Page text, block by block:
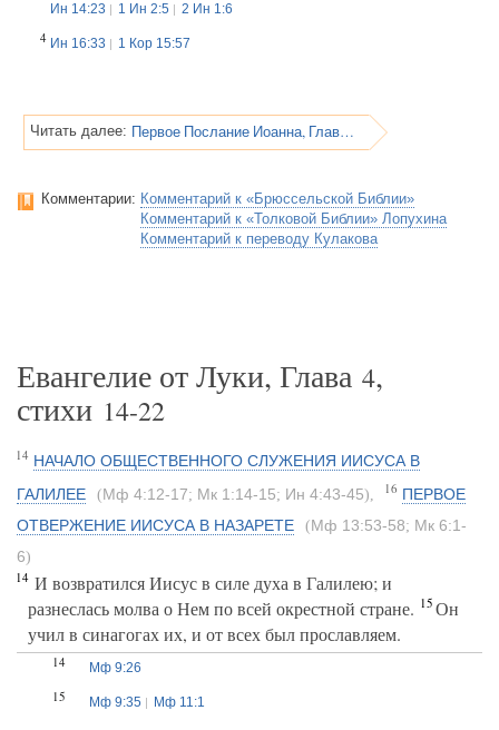
Ин 14:23
1 Ин 2:5 2 Ин 1:6
4 Ин 16:33 1 Кор 15:57
Читать далее: Первое Послание Иоанна, Глава 5
Комментарии: Комментарий к «Брюссельской Библии»
Комментарий к «Толковой Библии» Лопухина
Комментарий к переводу Кулакова
Евангелие от Луки, Глава 4,
стихи 14-22
14 НАЧАЛО ОБЩЕСТВЕННОГО СЛУЖЕНИЯ ИИСУСА В
ГАЛИЛЕЕ
(Мф 4:12-17; Мк 1:14-15; Ин 4:43-45) 16 ПЕРВОЕ
ОТВЕРЖЕНИЕ ИИСУСА В НАЗАРЕТЕ
(Мф 13:53-58; Мк 6:1-
6)
14 И возвратился Иисус в силе духа в Галилею; и
разнеслась молва о Нем по всей окрестной стране. 15Он
учил в синагогах их, и от всех был прославляем.
14 Мф 9:26
15 Мф 9:35 Мф 11:1